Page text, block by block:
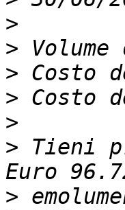
>
>
>
>
>
> Tieni
>